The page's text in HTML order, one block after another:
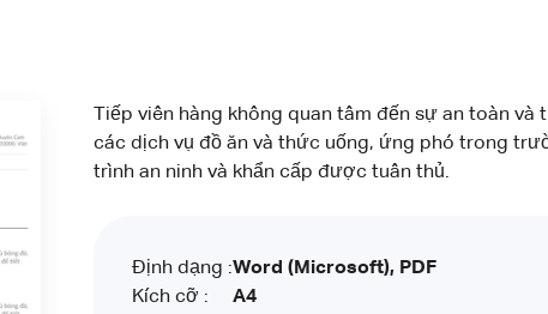
Tiếp viên hàng không quan tâm đến sự an toàn và
các dịch vụ đồ ăn và thức uống, ứng phó trong
trình an ninh và khẩn cấp được tuân thủ.
Định dạng :
Kích cỡ :
Word (Microsoft), PDF
A4